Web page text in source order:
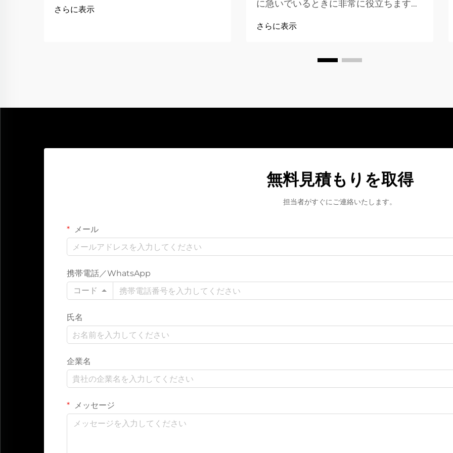
直前に車のバッテリーが上がってしま
さらに表示
に急いでいるときに非常に役立ちます。
ヤに空気を注入する小型の装置です。使
す。本稿では、最適な小型...
さらに表示
無料見積もりを取得
担当者がすぐにご連絡いたします。
メール
携帯電話／WhatsApp
コード
氏名
企業名
メッセージ